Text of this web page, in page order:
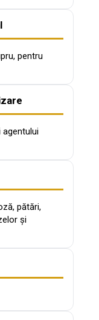
pentru
pătări,
și